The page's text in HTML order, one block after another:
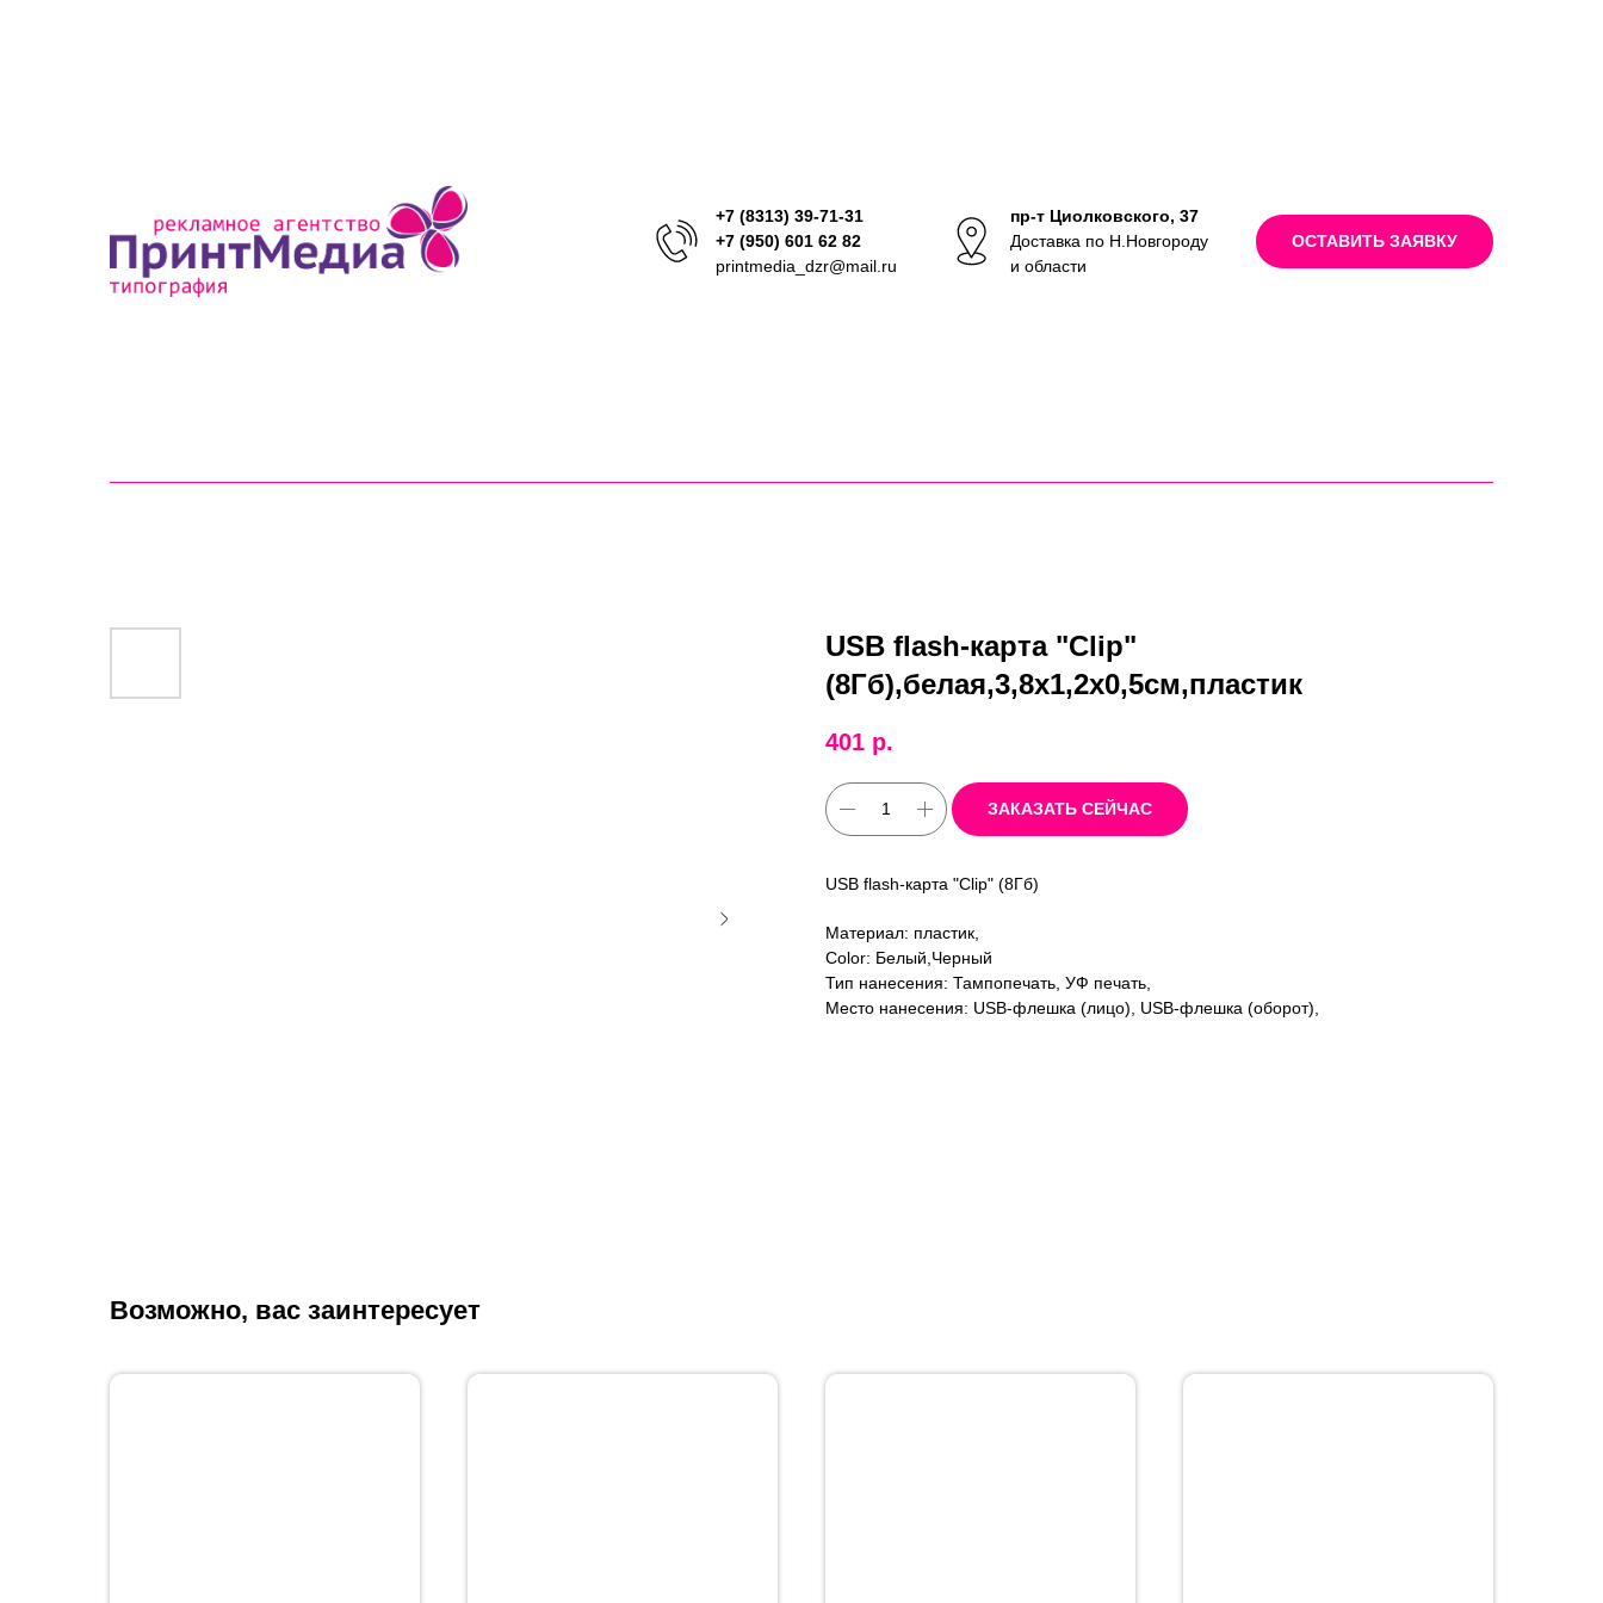
+7 (8313) 39-71-31
+7 (950) 601 62 82
printmedia_dzr@mail.ru
пр-т Циолковского, 37
Доставка по Н.Новгороду
и области
ОСТАВИТЬ ЗАЯВКУ
USB flash-карта "Clip"
(8Гб),белая,3,8х1,2х0,5см,пластик
401 р.
ЗАКАЗАТЬ СЕЙЧАС
USB flash-карта "Clip" (8Гб)
Материал: пластик,
Color: Белый,Черный
Тип нанесения: Тампопечать, УФ печать,
Место нанесения: USB-флешка (лицо), USB-флешка (оборот),
Возможно, вас заинтересует